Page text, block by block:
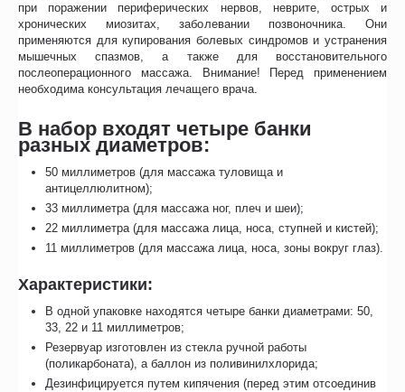
при поражении периферических нервов, неврите, острых и
хронических миозитах, заболевании позвоночника. Они
применяются для купирования болевых синдромов и устранения
мышечных спазмов, а также для восстановительного
послеоперационного массажа. Внимание! Перед применением
необходима консультация лечащего врача.
В набор входят четыре банки
разных диаметров:
50 миллиметров (для массажа туловища и
антицеллюлитном);
33 миллиметра (для массажа ног, плеч и шеи);
22 миллиметра (для массажа лица, носа, ступней и кистей);
11 миллиметров (для массажа лица, носа, зоны вокруг глаз).
Характеристики:
В одной упаковке находятся четыре банки диаметрами: 50,
33, 22 и 11 миллиметров;
Резервуар изготовлен из стекла ручной работы
(поликарбоната), а баллон из поливинилхлорида;
Дезинфицируется путем кипячения (перед этим отсоединив